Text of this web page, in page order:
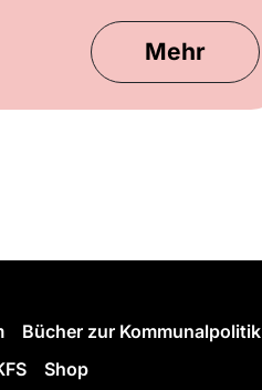
Mehr
Bücher zur Kommunalpolitik
Shop